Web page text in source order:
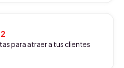
para atraer a tus clientes